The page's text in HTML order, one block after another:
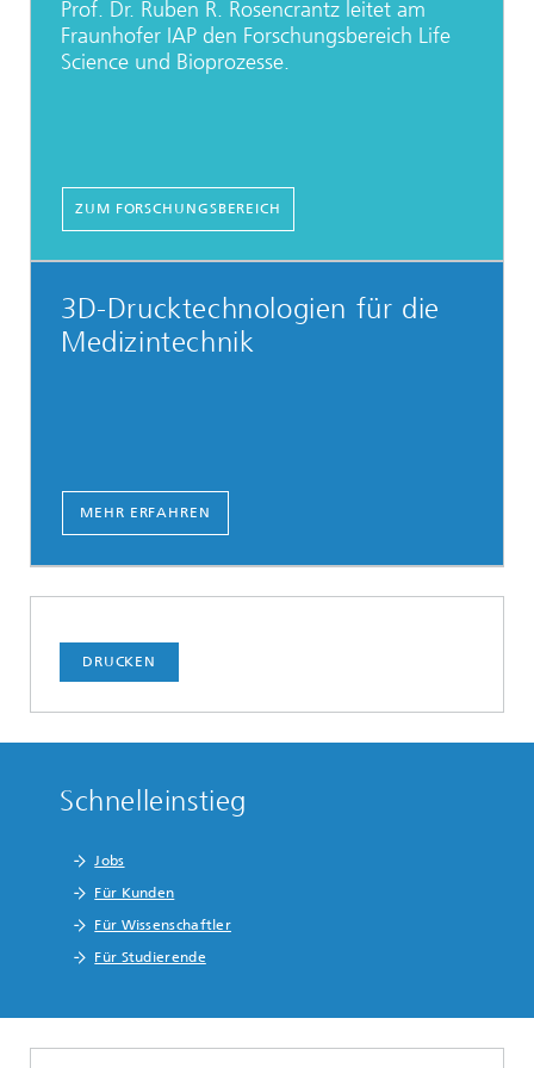
Prof. Dr. Ruben R. Rosencrantz leitet am
Fraunhofer IAP den Forschungsbereich Life
Science und Bioprozesse.
ZUM FORSCHUNGSBEREICH
3D-Drucktechnologien für die
Medizintechnik
MEHR ERFAHREN
DRUCKEN
Schnelleinstieg
Jobs
Für Kunden
Für Wissenschaftler
Für Studierende